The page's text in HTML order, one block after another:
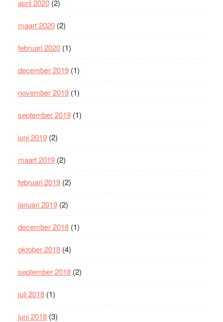
april 2020(2)
maart 2020(2)
februari 2020(1)
december 2019(1)
november 2019(1)
september 2019(1)
juni 2019(2)
maart 2019(2)
februari 2019(2)
januari 2019(2)
december 2018(1)
oktober 2018(4)
september 2018(2)
juli 2018(1)
juni 2018(3)